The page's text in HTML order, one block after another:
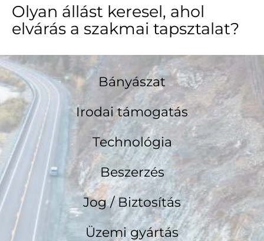
Olyan állást keresel, ahol
elvárás a szakmai tapsztalat?
Bányászat
Irodai támogatás
Technológia
Beszerzés
Jog / Biztosítás
Üzemi gyártás